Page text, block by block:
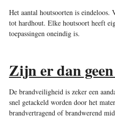
Het aantal houtsoorten is eindeloos.
tot hardhout. Elke houtsoort heeft
toepassingen oneindig is.
Zijn er dan
De brandveiligheid is zeker een
snel getackeld worden door het
brandvertragend of brandwerend